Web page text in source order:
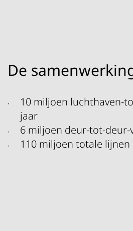
De
10 miljoen luchthaven-
jaar
6 miljoen deur-tot-
110 miljoen totale